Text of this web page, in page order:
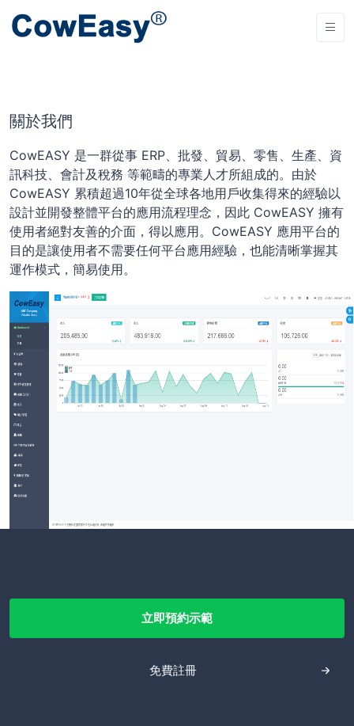
關於我們
CowEASY 是一群從事 ERP、批發、貿易、零售、生產、資
訊科技、會計及稅務 等範疇的專業人才所組成的。由於
CowEASY 累積超過10年從全球各地用戶收集得來的經驗以
設計並開發整體平台的應用流程理念，因此 CowEASY 擁有
使用者絕對友善的介面，得以應用。CowEASY 應用平台的
目的是讓使用者不需要任何平台應用經驗，也能清晰掌握其
運作模式，簡易使用。
立即預約示範
免費註冊